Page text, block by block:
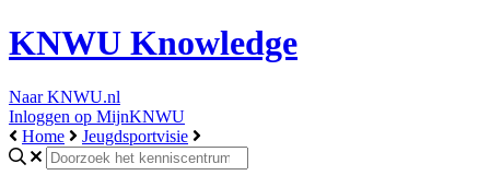
KNWU Knowledge
Naar KNWU.nl
Inloggen op MijnKNWU
Home
Jeugdsportvisie